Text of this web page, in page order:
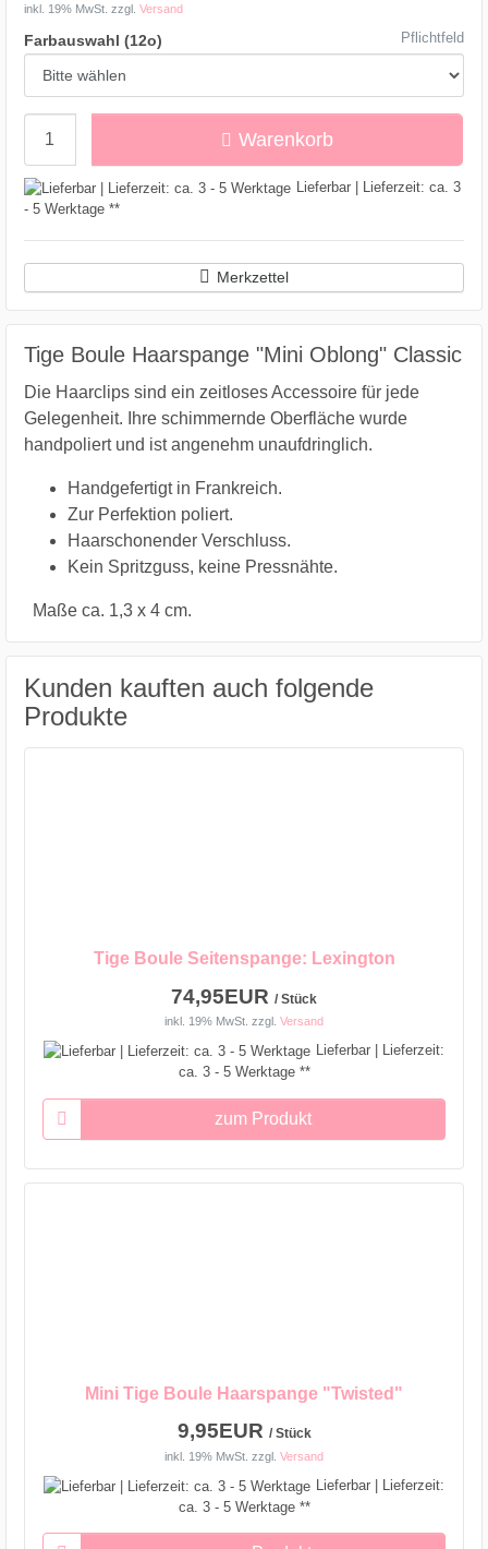
inkl. 19% MwSt. zzgl. Versand
Farbauswahl (12o) Pflichtfeld
Warenkorb
Lieferbar | Lieferzeit: ca. 3
- 5 Werktage **
Merkzettel
Tige Boule Haarspange "Mini Oblong" Classic
Die Haarclips sind ein zeitloses Accessoire für jede
Gelegenheit. Ihre schimmernde Oberfläche wurde
handpoliert und ist angenehm unaufdringlich.
Handgefertigt in Frankreich.
Zur Perfektion poliert.
Haarschonender Verschluss.
Kein Spritzguss, keine Pressnähte.
Maße ca. 1,3 x 4 cm.
Kunden kauften auch folgende
Produkte
Tige Boule Seitenspange: Lexington
74,95EUR / Stück
inkl. 19% MwSt. zzgl. Versand
Lieferbar | Lieferzeit:
ca. 3 - 5 Werktage **
zum Produkt
Mini Tige Boule Haarspange "Twisted"
9,95EUR / Stück
inkl. 19% MwSt. zzgl. Versand
Lieferbar | Lieferzeit:
ca. 3 - 5 Werktage **